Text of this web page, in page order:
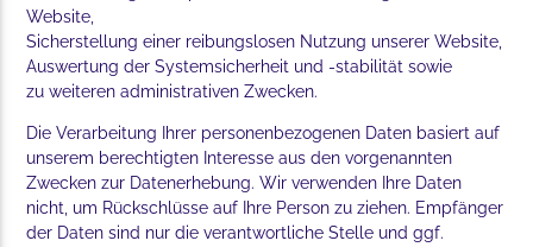
Website,
Sicherstellung einer reibungslosen Nutzung unserer Website,
Auswertung der Systemsicherheit und -stabilität sowie
zu weiteren administrativen Zwecken.
Die Verarbeitung Ihrer personenbezogenen Daten basiert auf
unserem berechtigten Interesse aus den vorgenannten
Zwecken zur Datenerhebung. Wir verwenden Ihre Daten
nicht, um Rückschlüsse auf Ihre Person zu ziehen. Empfänger
der Daten sind nur die verantwortliche Stelle und ggf.